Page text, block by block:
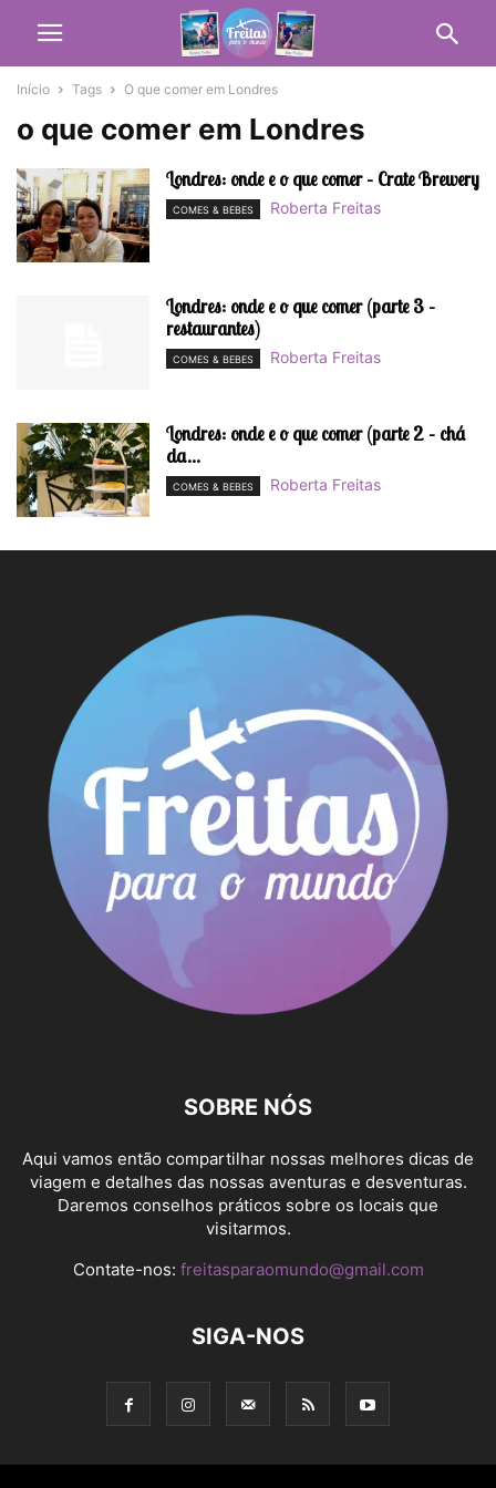
Início Tags O que comer em Londres
o que comer em Londres
Londres: onde e o que comer – Crate Brewery
COMES & BEBES Roberta Freitas
Londres: onde e o que comer (parte 3 –
restaurantes)
COMES & BEBES Roberta Freitas
Londres: onde e o que comer (parte 2 – chá
da...
COMES & BEBES Roberta Freitas
SOBRE NÓS
Aqui vamos então compartilhar nossas melhores dicas de
viagem e detalhes das nossas aventuras e desventuras.
Daremos conselhos práticos sobre os locais que
visitarmos.
Contate-nos: freitasparaomundo@gmail.com
SIGA-NOS